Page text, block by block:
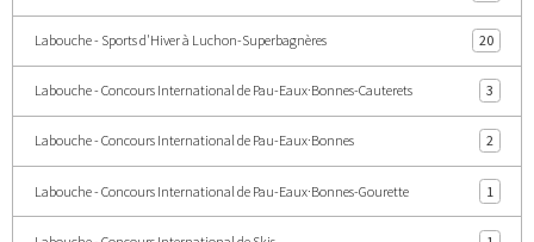
Labouche - Sports d'Hiver à Luchon-Superbagnères 20
Labouche - Concours International de Pau-Eaux·Bonnes-Cauterets 3
Labouche - Concours International de Pau-Eaux·Bonnes 2
Labouche - Concours International de Pau-Eaux·Bonnes-Gourette 1